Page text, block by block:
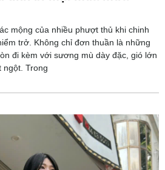
mộng của nhiều phượt thủ khi chinh
trở. Không chỉ đơn thuần là những
đi kèm với sương mù dày đặc, gió lớn
ngột. Trong